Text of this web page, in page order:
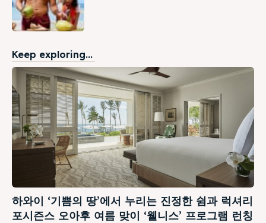
Keep exploring...
하와이 ‘기쁨의 땅’에서 누리는 진정한 쉼과 럭셔리
포시즌스 오아후 여름 맞이 ‘웰니스’ 프로그램 런칭